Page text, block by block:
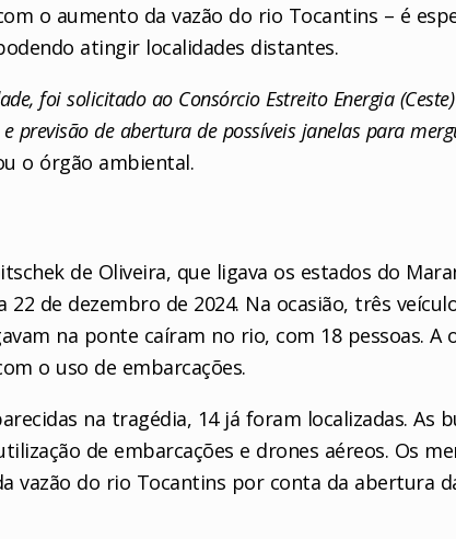
o aumento da vazão do rio Tocantins – é
atingir localidades distantes.
foi solicitado ao Consórcio Estreito Energia
previsão de abertura de possíveis janelas para
o órgão ambiental.
de Oliveira, que ligava os estados do
de dezembro de 2024. Na ocasião, três
na ponte caíram no rio, com 18 pessoas. A
o uso de embarcações.
na tragédia, 14 já foram localizadas. As
de embarcações e drones aéreos. Os
vazão do rio Tocantins por conta da abertura